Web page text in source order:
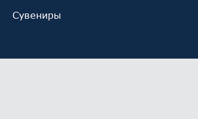
Сувениры